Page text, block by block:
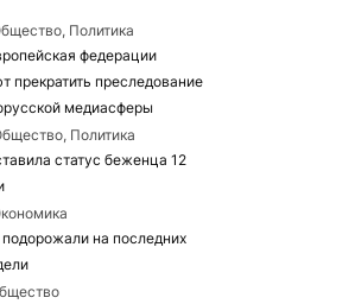
Политика
федерации
прекратить преследование
медиасферы
Политика
статус беженца 12
на последних